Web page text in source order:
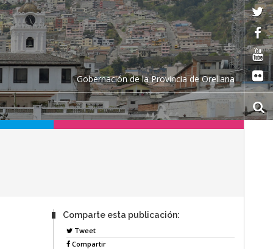
Gobernación de la Provincia de Orellana
Comparte esta publicación:
Tweet
Compartir